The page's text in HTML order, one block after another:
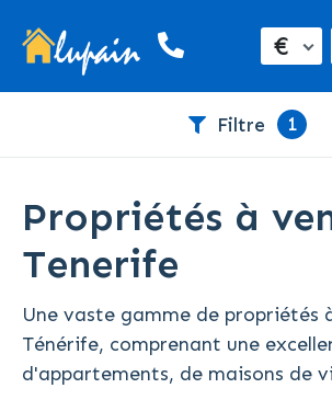
€
Filtre 1
Propriétés à
Tenerife
Une vaste gamme de propriétés
Ténérife, comprenant une
d'appartements, de maisons de